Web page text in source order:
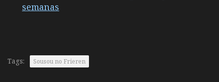
semanas
Tags: Sousou no Frieren